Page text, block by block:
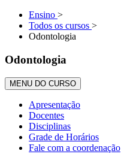
Ensino >
Todos os cursos >
Odontologia
Odontologia
MENU DO CURSO
Apresentação
Docentes
Disciplinas
Grade de Horários
Fale com a coordenação